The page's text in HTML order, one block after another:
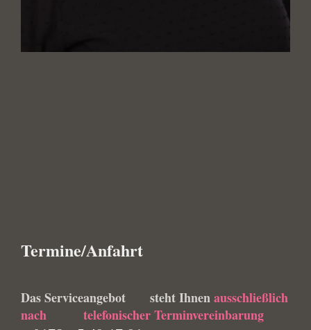
Termine/Anfahrt
Das Serviceangebot steht Ihnenausschließlich
nach
telefonischer Terminvereinbarung